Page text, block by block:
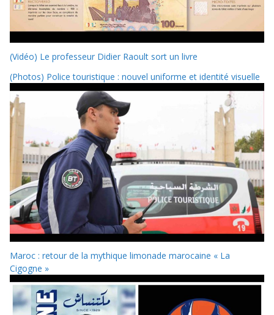
(Vidéo) Le professeur Didier Raoult sort un livre
(Photos) Police touristique : nouvel uniforme et identité visuelle
Maroc : retour de la mythique limonade marocaine « La
Cigogne »